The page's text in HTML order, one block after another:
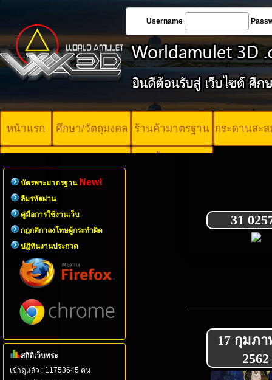
Username
หน้าแรก ศึกษา/วัตถุมงคล ร้านค้ามาตรฐาน กระดานสะ
บัตรพระ
บัตรพระมาตรฐาน New!
ลืมรหัสผ่าน
คู่มือการใช้งานเว็บ
กฎกติกาลงโทษผู้กระทำผิด
ปฏิทินงานประกวด
สถิติเว็บพระ
เข้าดูแล้ว : 11753645 คน
31
17 กุมภ
2562